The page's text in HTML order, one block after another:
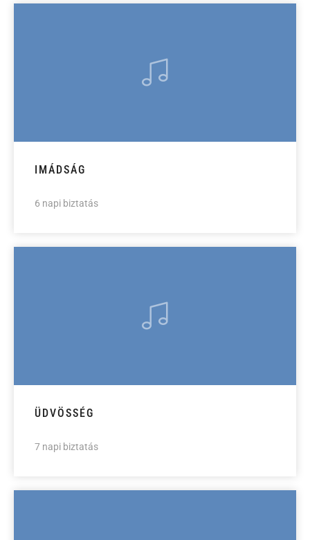
IMÁDSÁG
6 napi biztatás
ÜDVÖSSÉG
7 napi biztatás